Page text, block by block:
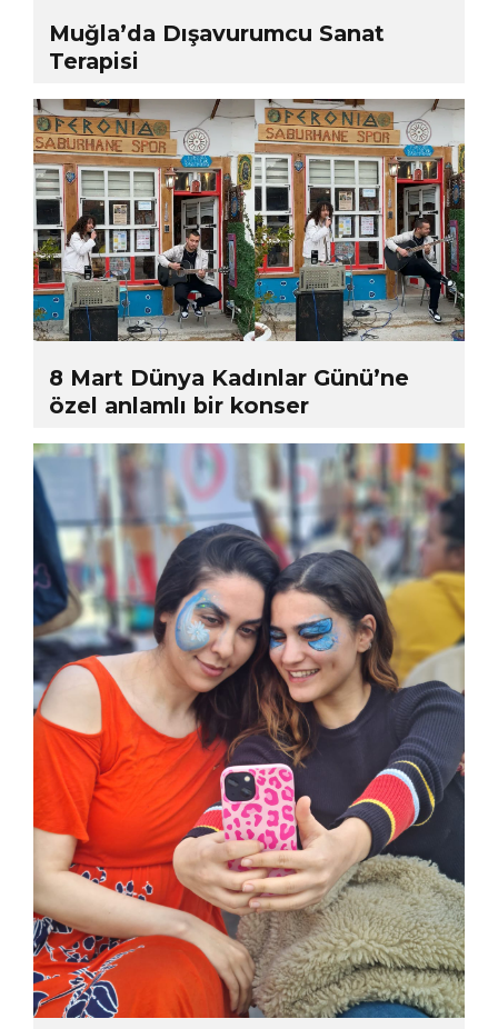
Muğla’da Dışavurumcu Sanat
Terapisi
8 Mart Dünya Kadınlar Günü’ne
özel anlamlı bir konser